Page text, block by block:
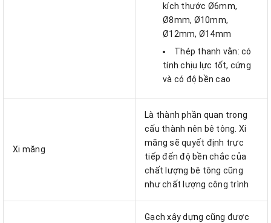
kích thước Ø6mm,
Ø8mm, Ø10mm,
Ø12mm, Ø14mm
Thép thanh vằn: có
tính chịu lực tốt, cứng
và có độ bền cao
Xi măng
Là thành phần quan trọng
cấu thành nên bê tông. Xi
măng sẽ quyết định trực
tiếp đến độ bền chắc của
chất lượng bê tông cũng
như chất lượng công trình
Gạch xây dựng cũng được